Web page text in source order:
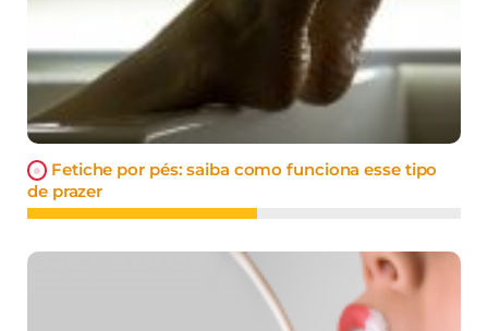
Fetiche por pés: saiba como funciona esse tipo
de prazer